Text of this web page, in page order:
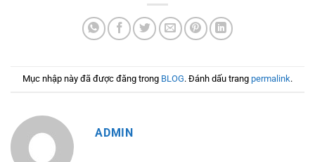
Mục nhập này đã được đăng trong BLOG. Đánh dấu trang permalink.
ADMIN